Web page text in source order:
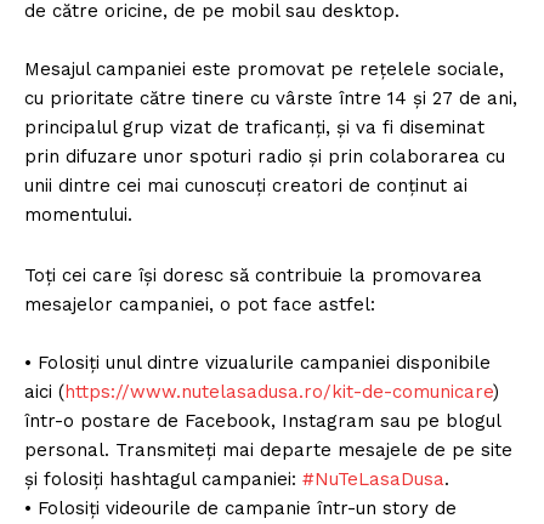
de către oricine, de pe mobil sau desktop.
Mesajul campaniei este promovat pe rețelele sociale,
cu prioritate către tinere cu vârste între 14 și 27 de ani,
principalul grup vizat de traficanți, și va fi diseminat
prin difuzare unor spoturi radio și prin colaborarea cu
unii dintre cei mai cunoscuți creatori de conținut ai
momentului.
Toți cei care își doresc să contribuie la promovarea
mesajelor campaniei, o pot face astfel:
• Folosiți unul dintre vizualurile campaniei disponibile
aici (https://www.nutelasadusa.ro/kit-de-comunicare)
într-o postare de Facebook, Instagram sau pe blogul
personal. Transmiteți mai departe mesajele de pe site
și folosiți hashtagul campaniei: #NuTeLasaDusa.
• Folosiți videourile de campanie într-un story de